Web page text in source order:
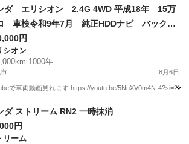
ダ エリシオン 2.4G 4WD 平成18年 15万
車検令和9年7月 純正HDDナビ バックカ
両側電動スライド
円
シオン
1000年
8月6日
で車両動画見れます https://youtu.be/5NuXV0m4N-
エリシオン
ダ ストリーム RN2 一時抹消
円
リーム